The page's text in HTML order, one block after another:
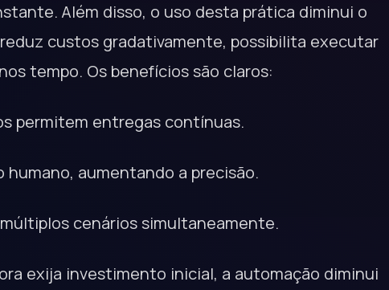
Além disso, o uso desta prática diminui o
custos gradativamente, possibilita executar
tempo. Os benefícios são claros:
permitem entregas contínuas.
aumentando a precisão.
cenários simultaneamente.
exija investimento inicial, a automação diminui